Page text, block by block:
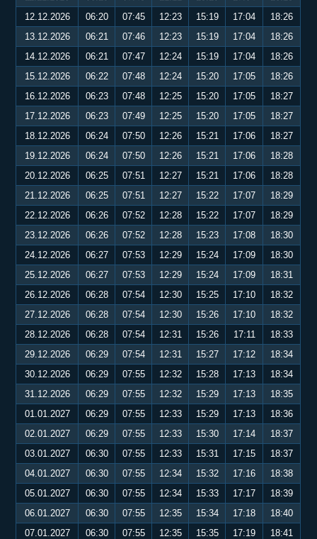
12.12.2026
06:20 07:45 12:23 15:19 17:04
18:26
13.12.2026
06:21 07:46 12:23 15:19 17:04
18:26
14.12.2026
06:21 07:47 12:24 15:19 17:04
18:26
15.12.2026
06:22 07:48 12:24 15:20 17:05
18:26
16.12.2026
06:23 07:48 12:25 15:20 17:05
18:27
17.12.2026
06:23 07:49 12:25 15:20 17:05
18:27
18.12.2026
06:24 07:50 12:26 15:21 17:06
18:27
19.12.2026
06:24 07:50 12:26 15:21 17:06
18:28
20.12.2026
06:25 07:51 12:27 15:21 17:06
18:28
21.12.2026
06:25 07:51 12:27 15:22 17:07
18:29
22.12.2026
06:26 07:52 12:28 15:22 17:07
18:29
23.12.2026
06:26 07:52 12:28 15:23 17:08
18:30
24.12.2026
06:27 07:53 12:29 15:24 17:09
18:30
25.12.2026
06:27 07:53 12:29 15:24 17:09
18:31
26.12.2026
06:28 07:54 12:30 15:25 17:10
18:32
27.12.2026
06:28 07:54 12:30 15:26 17:10
18:32
28.12.2026
06:28 07:54 12:31 15:26 17:11
18:33
29.12.2026
06:29 07:54 12:31 15:27 17:12
18:34
30.12.2026
06:29 07:55 12:32 15:28 17:13
18:34
31.12.2026
06:29 07:55 12:32 15:29 17:13
18:35
01.01.2027
06:29 07:55 12:33 15:29 17:13
18:36
02.01.2027
06:29 07:55 12:33 15:30 17:14
18:37
03.01.2027
06:30 07:55 12:33 15:31 17:15
18:37
04.01.2027
06:30 07:55 12:34 15:32 17:16
18:38
05.01.2027
06:30 07:55 12:34 15:33 17:17
18:39
06.01.2027
06:30 07:55 12:35 15:34 17:18
18:40
07.01.2027
06:30 07:55 12:35 15:35 17:19
18:41